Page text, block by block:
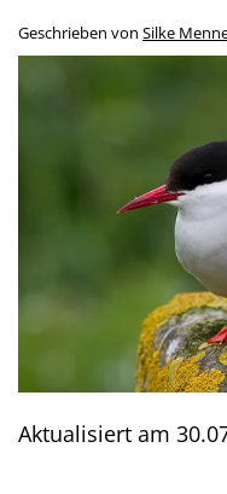
Geschrieben von Silke
Aktualisiert am